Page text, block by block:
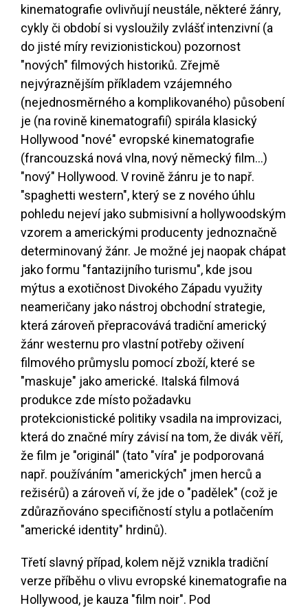
kinematografie ovlivňují neustále, některé žánry,
cykly či období si vysloužily zvlášť intenzivní (a
do jisté míry revizionistickou) pozornost
"nových" filmových historiků. Zřejmě
nejvýraznějším příkladem vzájemného
(nejednosměrného a komplikovaného) působení
je (na rovině kinematografií) spirála klasický
Hollywood "nové" evropské kinematografie
(francouzská nová vlna, nový německý film...)
"nový" Hollywood. V rovině žánru je to např.
"spaghetti western", který se z nového úhlu
pohledu nejeví jako submisivní a hollywoodským
vzorem a americkými producenty jednoznačně
determinovaný žánr. Je možné jej naopak chápat
jako formu "fantazijního turismu", kde jsou
mýtus a exotičnost Divokého Západu využity
neameričany jako nástroj obchodní strategie,
která zároveň přepracovává tradiční americký
žánr westernu pro vlastní potřeby oživení
filmového průmyslu pomocí zboží, které se
"maskuje" jako americké. Italská filmová
produkce zde místo požadavku
protekcionistické politiky vsadila na improvizaci,
která do značné míry závisí na tom, že divák věří,
že film je "originál" (tato "víra" je podporovaná
např. používáním "amerických" jmen herců a
režisérů) a zároveň ví, že jde o "padělek" (což je
zdůrazňováno specifičností stylu a potlačením
"americké identity" hrdinů).
Třetí slavný případ, kolem nějž vznikla tradiční
verze příběhu o vlivu evropské kinematografie na
Hollywood, je kauza "film noir". Pod